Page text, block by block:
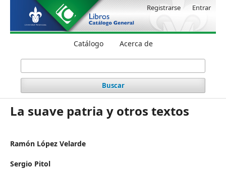
Catálogo Acerca de
Buscar
Registrarse Entrar
La suave patria y otros textos
Ramón López Velarde
Sergio Pitol